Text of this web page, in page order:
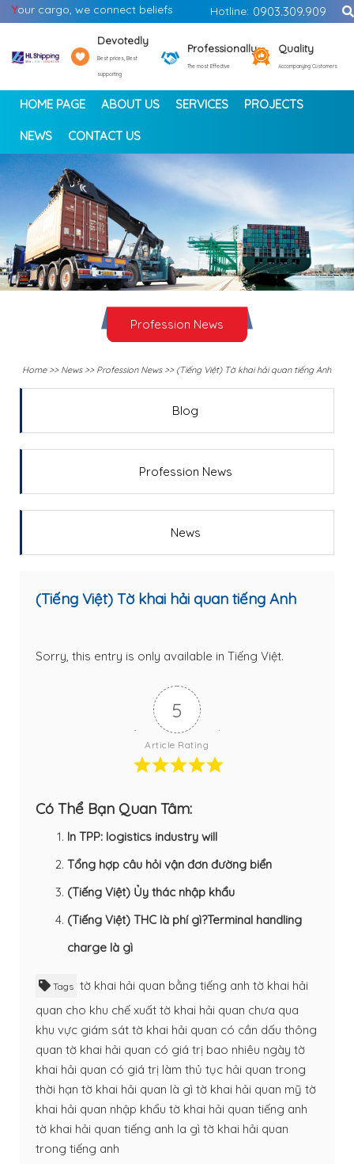
Your cargo, we connect beliefs Hotline: 0903.309.909
Devotedly
Best prices, Best
supporting
Professionally
The most Effective
Quality
Accompanying Customers
HOME PAGE ABOUT US SERVICES PROJECTS
NEWS CONTACT US
< >
Profession News
Home>> News>> Profession News>> (Tiếng Việt) Tờ khai hải quan tiếng Anh
Blog
Profession News
News
(Tiếng Việt) Tờ khai hải quan tiếng Anh
Sorry, this entry is only available in Tiếng Việt.
5
Article Rating
Có Thể Bạn Quan Tâm:
In TPP: logistics industry will
Tổng hợp câu hỏi vận đơn đường biển
(Tiếng Việt) Ủy thác nhập khẩu
(Tiếng Việt) THC là phí gì?Terminal handling
charge là gì
Tags tờ khai hải quan bằng tiếng anh tờ khai hải
quan cho khu chế xuất tờ khai hải quan chưa qua
khu vực giám sát tờ khai hải quan có cần dấu thông
quan tờ khai hải quan có giá trị bao nhiêu ngày tờ
khai hải quan có giá trị làm thủ tục hải quan trong
thời hạn tờ khai hải quan là gì tờ khai hải quan mỹ tờ
khai hải quan nhập khẩu tờ khai hải quan tiếng anh
tờ khai hải quan tiếng anh la gì tờ khai hải quan
trong tiếng anh